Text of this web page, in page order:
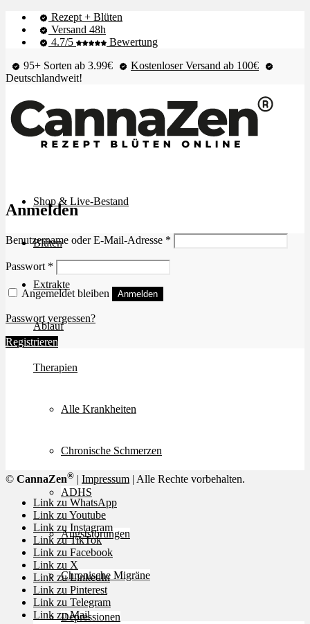
Rezept + Blüten
Versand 48h
4.7/5
Bewertung
95+ Sorten ab 3.99€
Kostenloser Versand ab 100€
Deutschlandweit!
Shop & Live-Bestand
Blüten
Extrakte
Ablauf
Therapien
Alle Krankheiten
Chronische Schmerzen
ADHS
Angststörungen
Chronische Migräne
Depressionen
Anmelden
Benutzername oder E-Mail-Adresse * Erforderlich
Passwort * Erforderlich
Angemeldet bleiben Anmelden
Passwort vergessen?
Registrieren
© CannaZen® | Impressum | Alle Rechte vorbehalten.
Link zu WhatsApp
Link zu Youtube
Link zu Instagram
Link zu TikTok
Link zu Facebook
Link zu X
Link zu LinkedIn
Link zu Pinterest
Link zu Telegram
Link zu Mail